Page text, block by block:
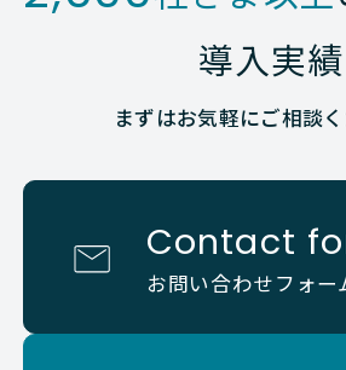
導入実績
まずはお気軽にご相談く
Contact
お問い合わせフォー